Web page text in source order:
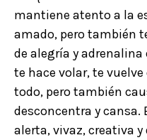
mantiene atento a la
amado, pero también
de alegría y
te hace volar, te
todo, pero también
desconcentra y
alerta, vivaz, creativa